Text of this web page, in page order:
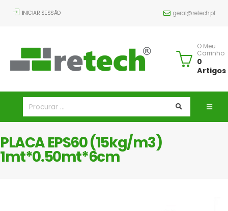
INICIAR SESSÃO geral@retech.pt
O Meu
Carrinho
0
Artigos
PLACA EPS60 (15kg/m3)
1mt*0.50mt*6cm